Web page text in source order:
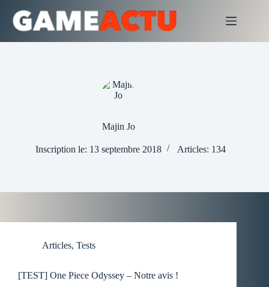
contenu
Majin Jo
Inscription le: 13 septembre 2018 Articles: 134
Articles, Tests
[TEST] One Piece Odyssey – Notre avis !